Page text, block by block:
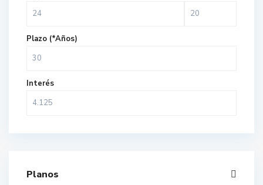
Plazo (*Años)
Interés
Planos